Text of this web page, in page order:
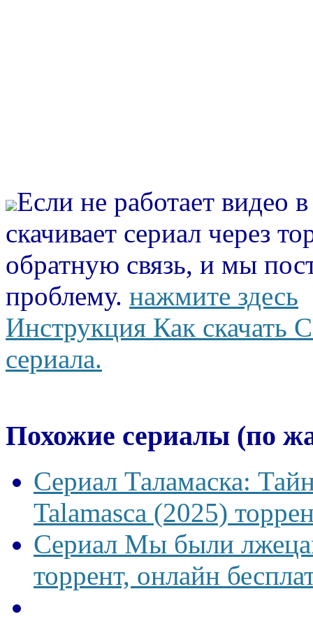
Если не работает видео
скачивает сериал через
обратную связь, и мы
проблему. нажмите здесь
Инструкция Как скачать
сериала.
Похожие сериалы (по
Сериал Таламаска:
Talamasca (2025)
Сериал Мы были
торрент, онлайн